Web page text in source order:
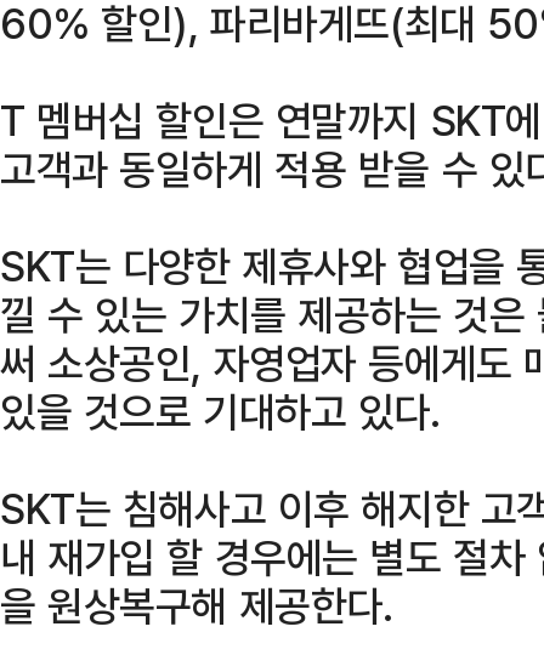
60% 할인), 파리바게뜨(최대
T 멤버십 할인은 연말까지 SKT
고객과 동일하게 적용 받을 수 있
SKT는 다양한 제휴사와 협업을
낄 수 있는 가치를 제공하는 것
써 소상공인, 자영업자 등에게도
있을 것으로 기대하고 있다.
SKT는 침해사고 이후 해지한 고
내 재가입 할 경우에는 별도 절
을 원상복구해 제공한다.